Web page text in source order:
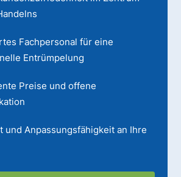
Fachpersonal für eine
Entrümpelung
Preise und offene
und Anpassungsfähigkeit an Ihre